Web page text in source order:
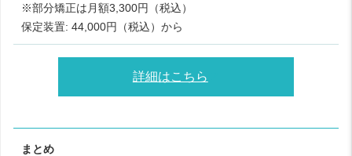
※部分矯正は月額3,300円（税込）
保定装置: 44,000円（税込）から
詳細はこちら
まとめ